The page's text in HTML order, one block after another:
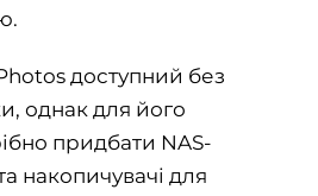
доступний без
однак для його
придбати NAS-
накопичувачі для